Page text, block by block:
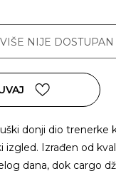
NIJE DOSTUPAN
donji dio
izgled. Izrađen od
dana, dok cargo dž